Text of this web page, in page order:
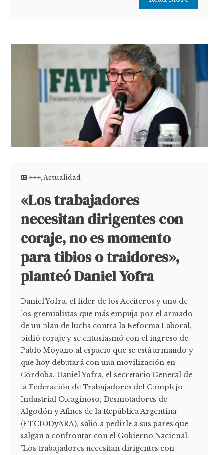
+++,Actualidad
«Los trabajadores
necesitan dirigentes con
coraje, no es momento
para tibios o traidores»,
planteó Daniel Yofra
Daniel Yofra, el líder de los Aceiteros y uno de
los gremialistas que más empuja por el armado
de un plan de lucha contra la Reforma Laboral,
pidió coraje y se entusiasmó con el ingreso de
Pablo Moyano al espacio que se está armando y
que hoy debutará con una movilización en
Córdoba. Daniel Yofra, el secretario General de
la Federación de Trabajadores del Complejo
Industrial Oleaginoso, Desmotadores de
Algodón y Afines de la República Argentina
(FTCIODyARA), salió a pedirle a sus pares que
salgan a confrontar con el Gobierno Nacional.
"Los trabajadores necesitan dirigentes con